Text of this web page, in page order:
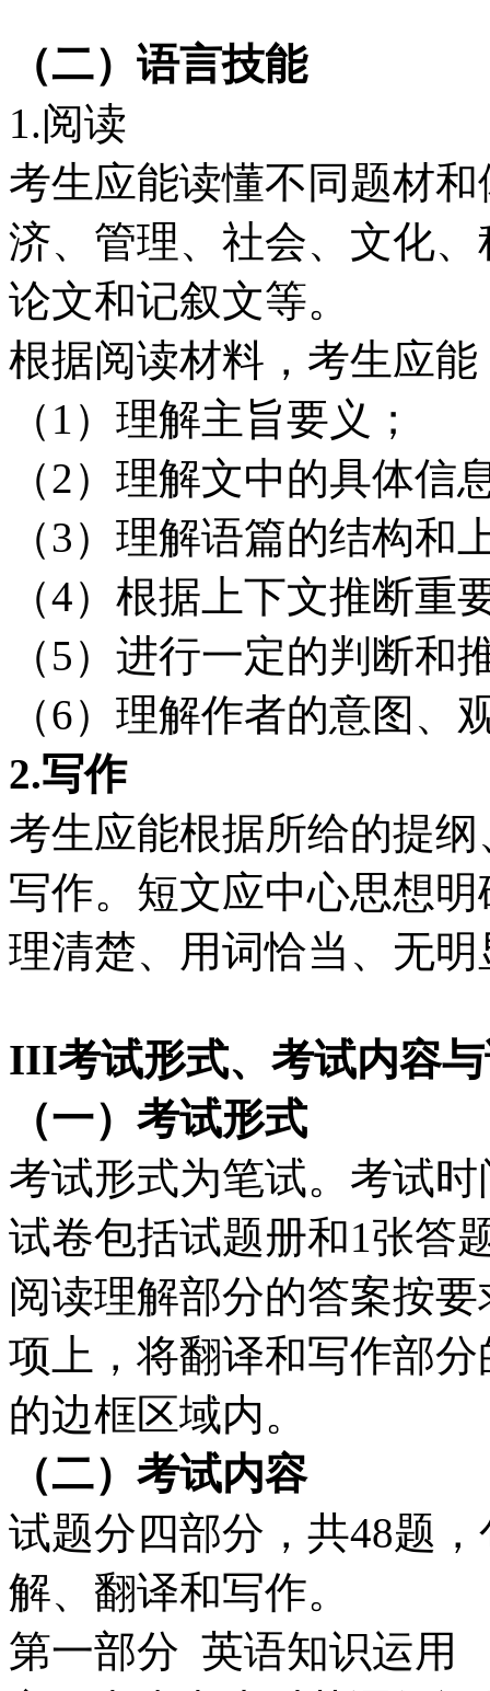
（二）语言技能
1.阅读
考生应能读懂不同题材
济、管理、社会、文化
论文和记叙文等。
根据阅读材料，考生应能
（1）理解主旨要义；
（2）理解文中的具体信
（3）理解语篇的结构和
（4）根据上下文推断重
（5）进行一定的判断和
（6）理解作者的意图、
2.写作
考生应能根据所给的提
写作。短文应中心思想
理清楚、用词恰当、无
III考试形式、考试内容
（一）考试形式
考试形式为笔试。考试
试卷包括试题册和1张答
阅读理解部分的答案按
项上，将翻译和写作部
的边框区域内。
（二）考试内容
试题分四部分，共48题
解、翻译和写作。
第一部分 英语知识运用